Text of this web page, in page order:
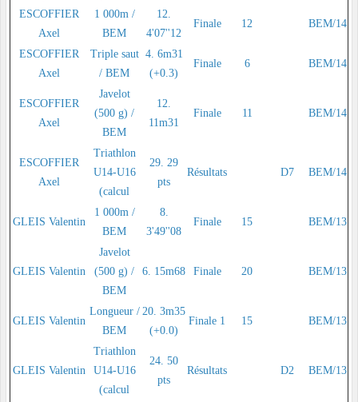
ESCOFFIER
Axel
1 000m /
BEM
12.
4'07''12
Finale 12 BEM/14
ESCOFFIER
Axel
Triple saut
/ BEM
4. 6m31
(+0.3)
Finale 6 BEM/14
ESCOFFIER
Axel
Javelot
(500 g) /
BEM
12.
11m31
Finale 11 BEM/14
ESCOFFIER
Axel
Triathlon
U14-U16
(calcul
29. 29
pts
Résultats D7 BEM/14
GLEIS Valentin
1 000m /
BEM
8.
3'49''08
Finale 15 BEM/13
GLEIS Valentin
Javelot
(500 g) /
BEM
6. 15m68 Finale 20 BEM/13
GLEIS Valentin
Longueur /
BEM
20. 3m35
(+0.0)
Finale 1 15 BEM/13
GLEIS Valentin
Triathlon
U14-U16
(calcul
24. 50
pts
Résultats D2 BEM/13